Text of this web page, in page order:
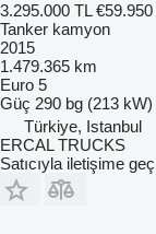
3.295.000 TL €59.950
Tanker kamyon
2015
1.479.365 km
Euro 5
Güç 290 bg (213 kW)
Türkiye, Istanbul
ERCAL TRUCKS
Satıcıyla iletişime geç